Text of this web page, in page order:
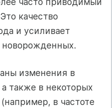
качество
и усиливает
новорожденных.
изменения в
также в некоторых
в частоте